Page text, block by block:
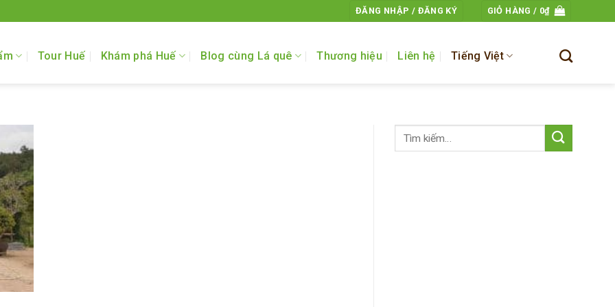
ĐĂNG NHẬP / ĐĂNG KÝ GIỎ HÀNG / 0₫
Tour Huế Khám phá Huế Blog cùng Lá quê Thương hiệu Liên hệ Tiếng Việt